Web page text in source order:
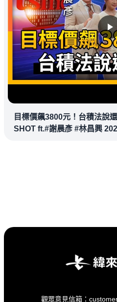
目標價飆3800元！台積法說
SHOT ft.#謝晨彥 #林昌興
觀眾意見信箱：